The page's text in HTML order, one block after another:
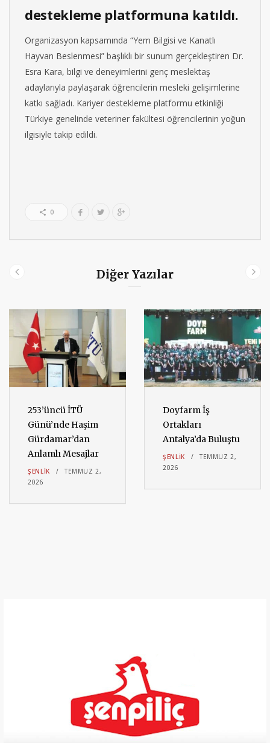
destekleme platformuna katıldı.
Organizasyon kapsamında “Yem Bilgisi ve Kanatlı
Hayvan Beslenmesi” başlıklı bir sunum gerçekleştiren Dr.
Esra Kara, bilgi ve deneyimlerini genç meslektaş
adaylarıyla paylaşarak öğrencilerin mesleki gelişimlerine
katkı sağladı. Kariyer destekleme platformu etkinliği
Türkiye genelinde veteriner fakültesi öğrencilerinin yoğun
ilgisiyle takip edildi.
0
Diğer Yazılar
253’üncü İTÜ
Günü’nde Haşim
Gürdamar’dan
Anlamlı Mesajlar
ŞENLIK
TEMMUZ 2,
2026
Doyfarm İş
Ortakları
Antalya’da Buluştu
ŞENLIK
TEMMUZ 2,
2026